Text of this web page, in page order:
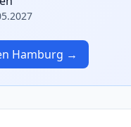
Hamburg →